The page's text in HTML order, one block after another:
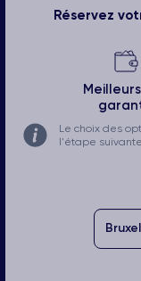
Réservez
Le choix des
l'étape